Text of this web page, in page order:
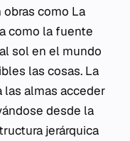
como La
como la fuente
sol en el mundo
las cosas. La
almas acceder
desde la
jerárquica